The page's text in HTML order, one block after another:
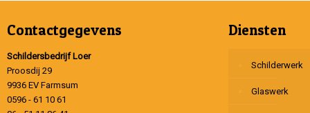
Contactgegevens
Schildersbedrijf Loer
Proosdij 29
9936 EV Farmsum
0596 - 61 10 61
Diensten
Schilderwerk
Glaswerk